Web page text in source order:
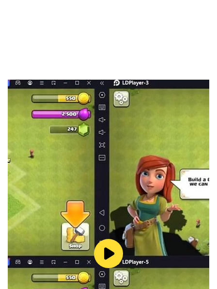
以給你的團隊帶來巨大的好處！趕快挑選並領取你最喜歡的
英雄和收藏品吧！ ！
🎮海量玩法持續更新！
遊戲中還有多種有趣的玩法，在領地玩法中，你可以利用礦
井草稿在礦井中挖掘出大量的寶藏和資源，體驗瘋狂挖礦、
增加金幣的快感！還有大量冒險地下城、鑽石試煉、金幣試
煉、收藏試煉等玩法等你解鎖！
🚀無論你喜歡戰力飆升的爽快感，還是喜歡不斷通關的成就
感，無盡亂鬥都能滿足你！點擊下載，踏上這場混戰之旅！